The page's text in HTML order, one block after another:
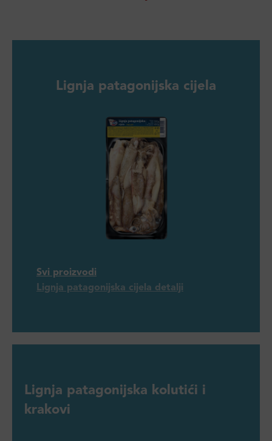
Lignja patagonijska cijela
Svi proizvodi
Lignja patagonijska cijela detalji
Lignja patagonijska kolutići i
krakovi